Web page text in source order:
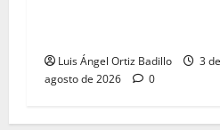
Luis Ángel Ortiz Badillo
3 de
agosto de 2026
0